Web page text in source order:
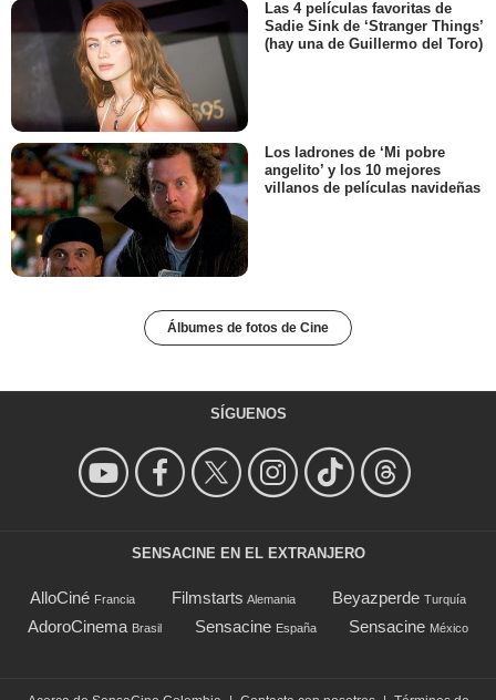
Las 4 películas favoritas de
Sadie Sink de ‘Stranger Things’
(hay una de Guillermo del Toro)
Los ladrones de ‘Mi pobre
angelito’ y los 10 mejores
villanos de películas navideñas
Álbumes de fotos de Cine
SÍGUENOS
SENSACINE EN EL EXTRANJERO
AlloCiné Francia Filmstarts Alemania Beyazperde Turquía
AdoroCinema Brasil Sensacine España Sensacine México